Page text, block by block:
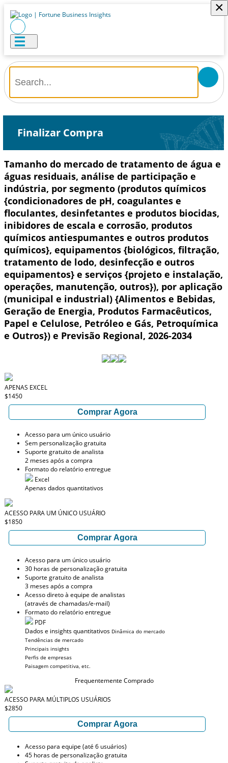
×
Finalizar Compra
Tamanho do mercado de tratamento de água e
águas residuais, análise de participação e
indústria, por segmento (produtos químicos
{condicionadores de pH, coagulantes e
floculantes, desinfetantes e produtos biocidas,
inibidores de escala e corrosão, produtos
químicos antiespumantes e outros produtos
químicos}, equipamentos {biológicos, filtração,
tratamento de lodo, desinfecção e outros
equipamentos} e serviços {projeto e instalação,
operações, manutenção, outros}), por aplicação
(municipal e industrial) {Alimentos e Bebidas,
Geração de Energia, Produtos Farmacêuticos,
Papel e Celulose, Petróleo e Gás, Petroquímica
e Outros}) e Previsão Regional, 2026-2034
APENAS EXCEL
$1450
Comprar Agora
Acesso para um único usuário
Sem personalização gratuita
Suporte gratuito de analista
2 meses após a compra
Formato do relatório entregue
Excel
Apenas dados quantitativos
ACESSO PARA UM ÚNICO USUÁRIO
$1850
Comprar Agora
Acesso para um único usuário
30 horas de personalização gratuita
Suporte gratuito de analista
3 meses após a compra
Acesso direto à equipe de analistas
(através de chamadas/e-mail)
Formato do relatório entregue
PDF
Dados e insights quantitativos Dinâmica do mercado
Tendências de mercado
Principais insights
Perfis de empresas
Paisagem competitiva, etc.
Frequentemente Comprado
ACESSO PARA MÚLTIPLOS USUÁRIOS
$2850
Comprar Agora
Acesso para equipe (até 6 usuários)
45 horas de personalização gratuita